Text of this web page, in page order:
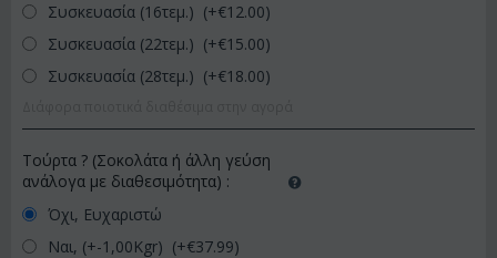
Συσκευασία (16τεμ.) (+€12.00)
Συσκευασία (22τεμ.) (+€15.00)
Συσκευασία (28τεμ.) (+€18.00)
Τούρτα ? (Σοκολάτα ή άλλη γεύση
ανάλογα με διαθεσιμότητα) :
Όχι, Ευχαριστώ
Ναι, (+-1,00Kgr) (+€37.99)